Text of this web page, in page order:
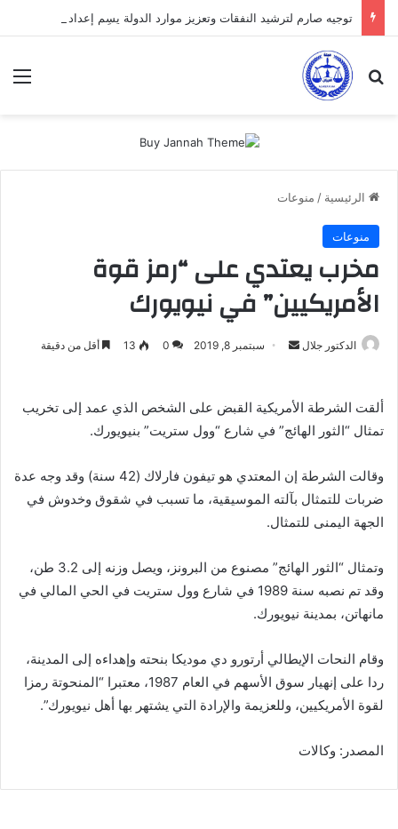
بحث عن
الرئيسية / منوعات
منوعات
مخرب يعتدي على “رمز قوة
الأمريكيين” في نيويورك
الدكتور جلال
أرسل سبتمبر 8, 2019 0
13 أقل من دقيقة
ألقت الشرطة الأمريكية القبض على الشخص الذي عمد إلى تخريب
تمثال “الثور الهائج” في شارع “وول ستريت” بنيويورك.
وقالت الشرطة إن المعتدي هو تيفون فارلاك (42 سنة) وقد وجه عدة
ضربات للتمثال بآلته الموسيقية، ما تسبب في شقوق وخدوش في
الجهة اليمنى للتمثال.
وتمثال “الثور الهائج” مصنوع من البرونز، ويصل وزنه إلى 3.2 طن،
وقد تم نصبه سنة 1989 في شارع وول ستريت في الحي المالي في
مانهاتن، بمدينة نيويورك.
وقام النحات الإيطالي أرتورو دي موديكا بنحته وإهداءه إلى المدينة،
ردا على إنهيار سوق الأسهم في العام 1987، معتبرا “المنحوتة رمزا
لقوة الأمريكيين، وللعزيمة والإرادة التي يشتهر بها أهل نيويورك”.
المصدر: وكالات